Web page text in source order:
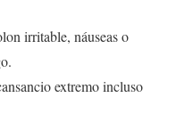
irritable, náuseas o
extremo incluso